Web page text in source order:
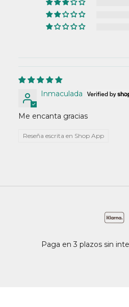
Inmaculada
Me encanta gracias
Reseña escrita en Shop App
Paga en 3 plazos sin